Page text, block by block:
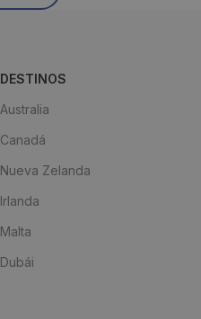
DESTINOS
Australia
Canadá
Nueva Zelanda
Irlanda
Malta
Dubái